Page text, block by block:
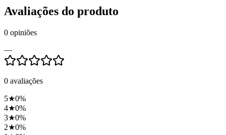
Avaliações do produto
0 opiniões
—
0 avaliações
5★0%
4★0%
3★0%
2★0%